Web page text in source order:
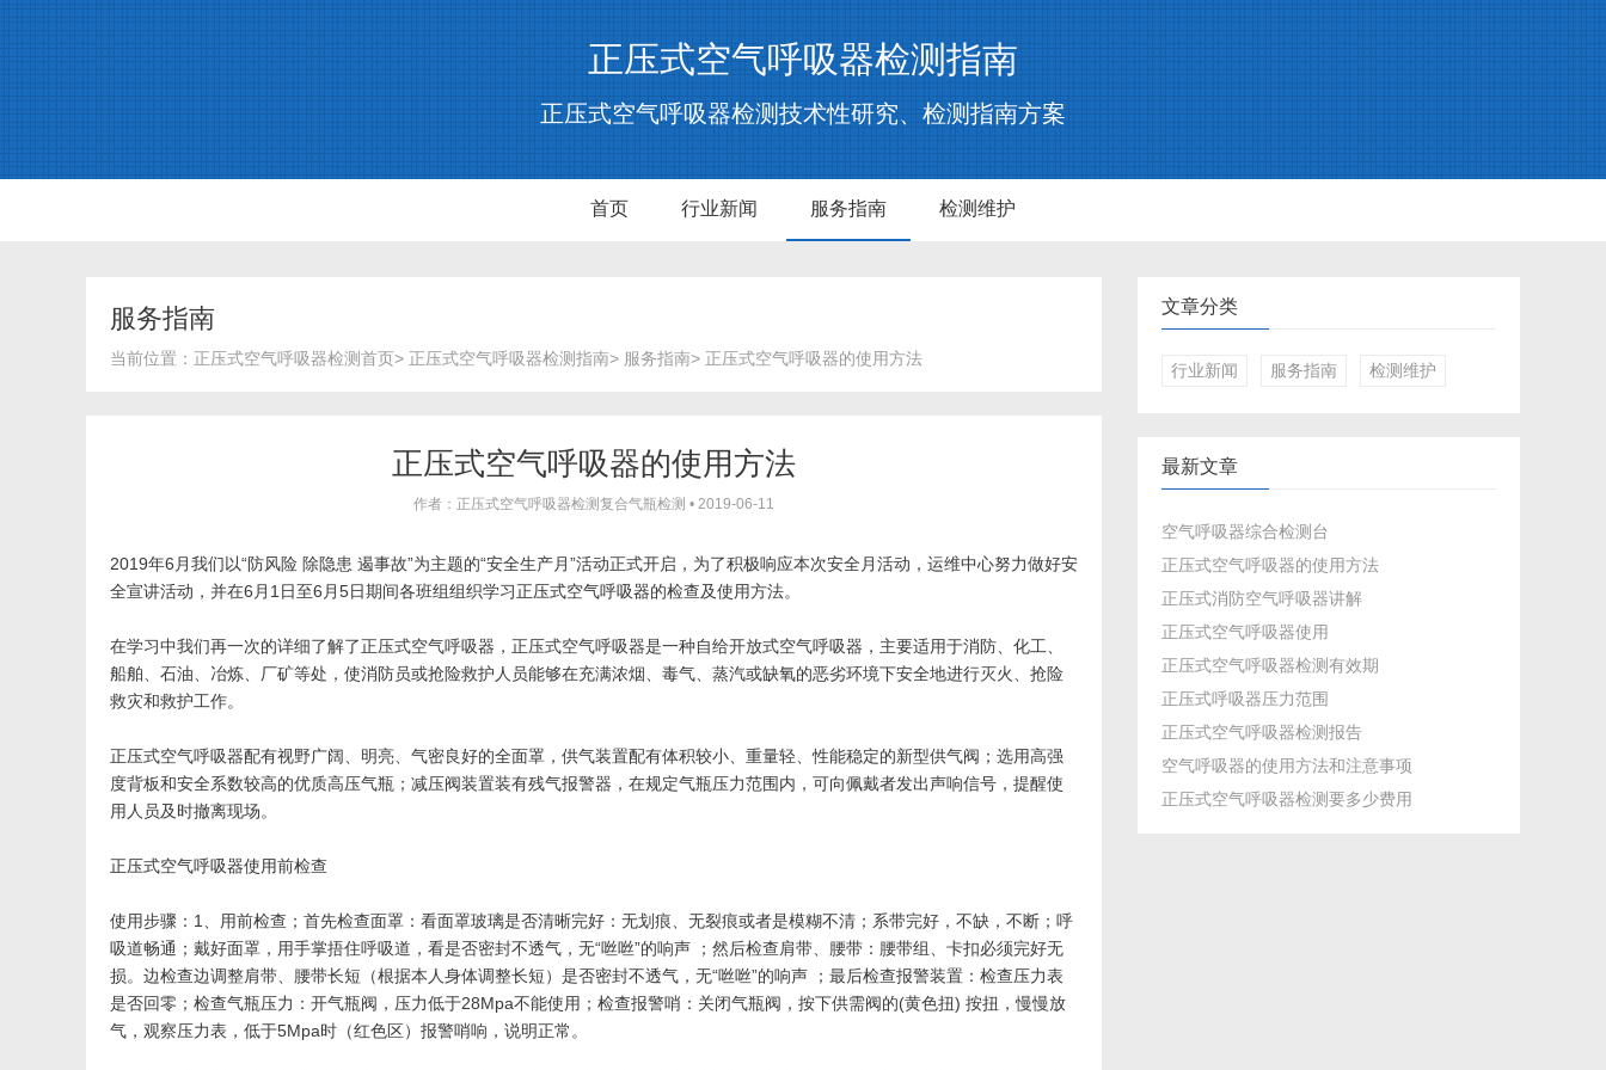
正压式空气呼吸器检测指南
正压式空气呼吸器检测技术性研究、检测指南方案
首页 行业新闻 服务指南 检测维护
服务指南
当前位置： 正压式空气呼吸器检测首页> 正压式空气呼吸器检测指南> 服务指南> 正压式空气呼吸器的使用方法
正压式空气呼吸器的使用方法
作者：正压式空气呼吸器检测复合气瓶检测 • 2019-06-11
2019年6月我们以“防风险 除隐患 遏事故”为主题的“安全生产月”活动正式开启，为了积极响应本次安全月活动，运维中心努力做好安
全宣讲活动，并在6月1日至6月5日期间各班组组织学习正压式空气呼吸器的检查及使用方法。
在学习中我们再一次的详细了解了正压式空气呼吸器，正压式空气呼吸器是一种自给开放式空气呼吸器，主要适用于消防、化工、
船舶、石油、冶炼、厂矿等处，使消防员或抢险救护人员能够在充满浓烟、毒气、蒸汽或缺氧的恶劣环境下安全地进行灭火、抢险
救灾和救护工作。
正压式空气呼吸器配有视野广阔、明亮、气密良好的全面罩，供气装置配有体积较小、重量轻、性能稳定的新型供气阀；选用高强
度背板和安全系数较高的优质高压气瓶；减压阀装置装有残气报警器，在规定气瓶压力范围内，可向佩戴者发出声响信号，提醒使
用人员及时撤离现场。
正压式空气呼吸器使用前检查
使用步骤：1、用前检查；首先检查面罩：看面罩玻璃是否清晰完好：无划痕、无裂痕或者是模糊不清；系带完好，不缺，不断；呼
吸道畅通；戴好面罩，用手掌捂住呼吸道，看是否密封不透气，无“咝咝”的响声 ；然后检查肩带、腰带：腰带组、卡扣必须完好无
损。边检查边调整肩带、腰带长短（根据本人身体调整长短）是否密封不透气，无“咝咝”的响声 ；最后检查报警装置：检查压力表
是否回零；检查气瓶压力：开气瓶阀，压力低于28Mpa不能使用；检查报警哨：关闭气瓶阀，按下供需阀的(黄色扭) 按扭，慢慢放
气，观察压力表，低于5Mpa时（红色区）报警哨响，说明正常。
文章分类
行业新闻 服务指南 检测维护
最新文章
空气呼吸器综合检测台
正压式空气呼吸器的使用方法
正压式消防空气呼吸器讲解
正压式空气呼吸器使用
正压式空气呼吸器检测有效期
正压式呼吸器压力范围
正压式空气呼吸器检测报告
空气呼吸器的使用方法和注意事项
正压式空气呼吸器检测要多少费用